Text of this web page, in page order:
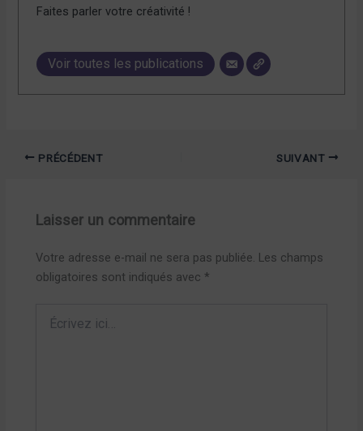
Faites parler votre créativité !
Voir toutes les publications
PRÉCÉDENT SUIVANT
Laisser un commentaire
Votre adresse e-mail ne sera pas publiée. Les champs
obligatoires sont indiqués avec *
ici…